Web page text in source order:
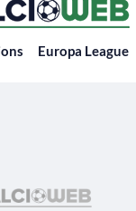
Europa League